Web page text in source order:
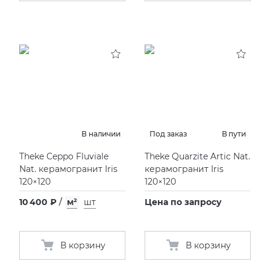
В наличии
Theke Ceppo Fluviale
Nat. керамогранит Iris
120×120
10 400 ₽ / м² шт
В корзину
Под заказ В пути
Theke Quarzite Artic Nat.
керамогранит Iris
120×120
Цена по запросу
В корзину